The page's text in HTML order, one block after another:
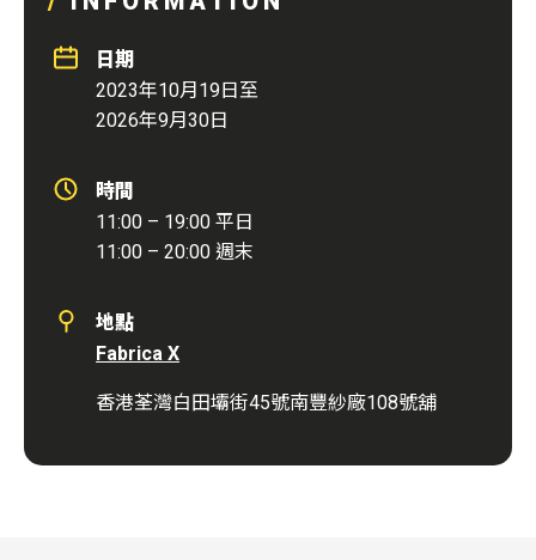
日期
2023年10月 19日至
2026年9月30日
時間
11:00 – 19:00 平日
11:00 – 20:00 週末
地點
Fabrica X
香港荃灣白田壩街45號南豐紗廠108號舖